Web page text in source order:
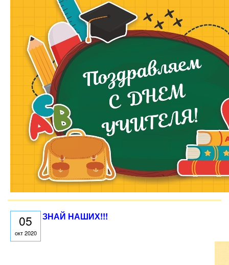
05
окт 2020
ЗНАЙ НАШИХ!!!